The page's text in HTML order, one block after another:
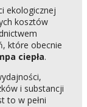
ekologicznej
kosztów
które obecnie
ciepła.
i substancji
to w pełni